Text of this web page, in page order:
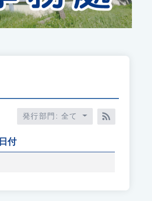
発行部門: 全て
RSS訂閱
日付